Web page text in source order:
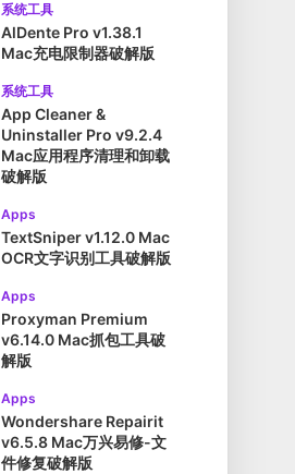
系统工具
AlDente Pro v1.38.1
Mac充电限制器破解版
系统工具
App Cleaner &
Uninstaller Pro v9.2.4
Mac应用程序清理和卸载
破解版
Apps
TextSniper v1.12.0 Mac
OCR文字识别工具破解版
Apps
Proxyman Premium
v6.14.0 Mac抓包工具破
解版
Apps
Wondershare Repairit
v6.5.8 Mac万兴易修-文
件修复破解版